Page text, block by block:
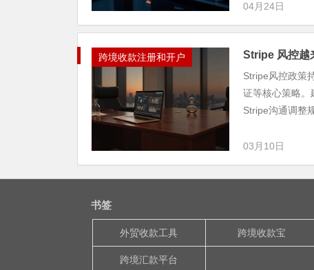
04月24日
跨境收款注册和开户 Stripe 风控越
Stripe风控政策
证等核心策略。
Stripe沟通调整规
03月10日
书签
外贸收款工具 跨境收款宝
跨境汇款平台